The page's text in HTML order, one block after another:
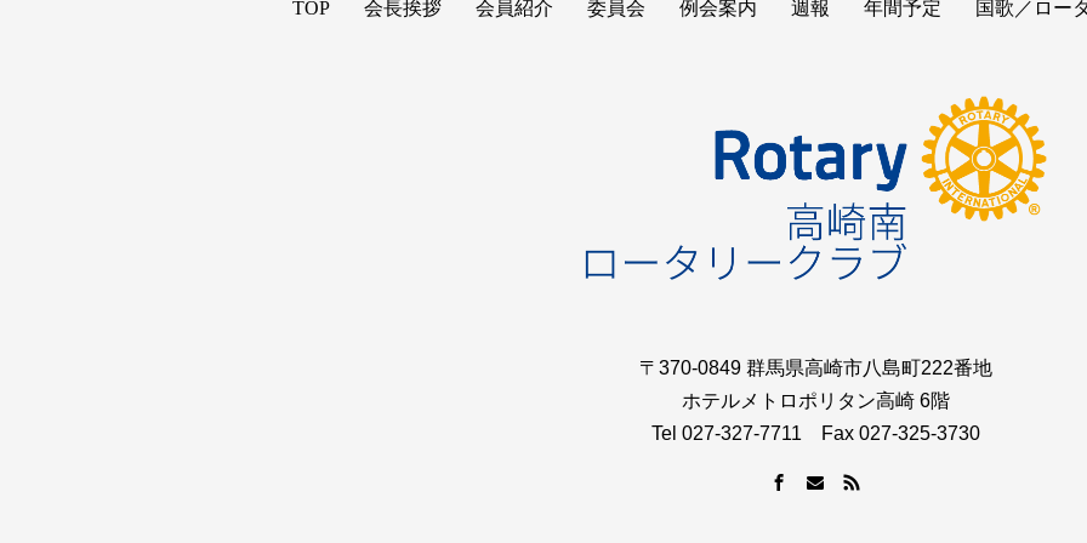
TOP 会長挨拶 会員紹介 委員会 例会案内 週報 年間予定 国歌／ロー
〒370-0849 群馬県高崎市八島町222番地
ホテルメトロポリタン高崎 6階
Tel 027-327-7711 Fax 027-325-3730